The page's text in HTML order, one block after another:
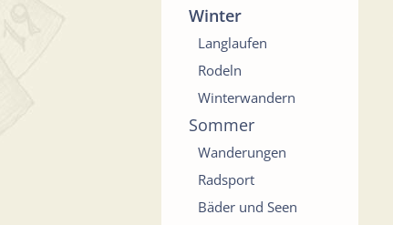
Winter
Langlaufen
Rodeln
Winterwandern
Sommer
Wanderungen
Radsport
Bäder und Seen